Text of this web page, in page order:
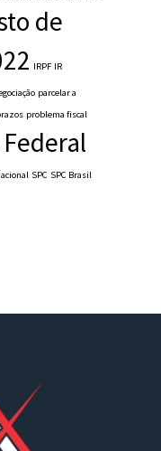
de
IRPF IR
parcelar a
problema fiscal
SPC SPC Brasil